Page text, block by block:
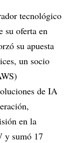
tecnológico
su oferta en
su apuesta
un socio
de IA
en la
y sumó 17